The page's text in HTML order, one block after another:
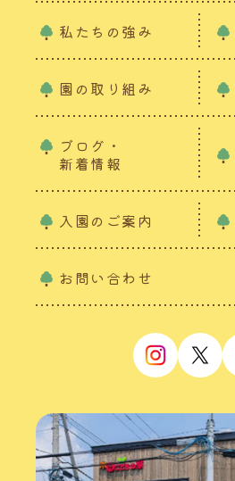
私たちの強み
園の取り組み
ブログ・
新着情報
入園のご案内
お問い合わせ